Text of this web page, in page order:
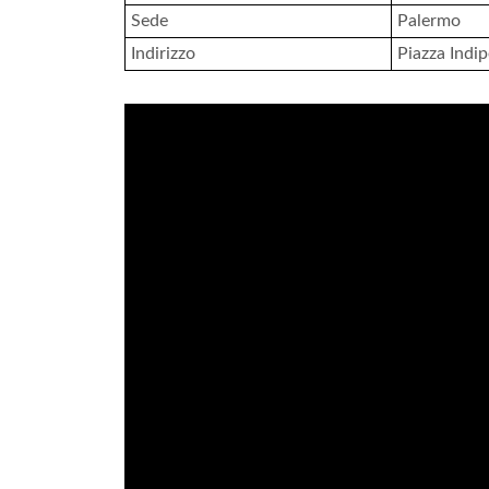
Sede
Palermo
Indirizzo
Piazza